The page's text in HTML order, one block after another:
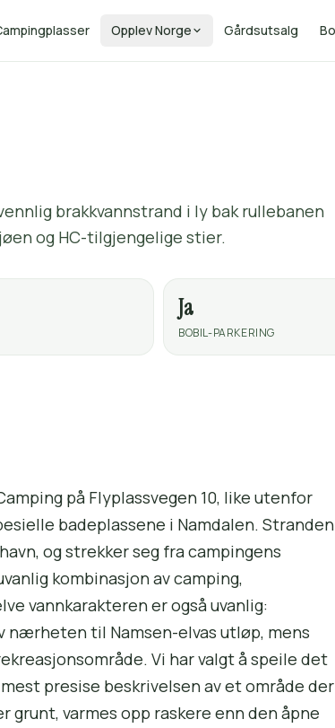
Opplev Norge Gårdsutsalg
brakkvannstrand i ly bak rullebanen
og HC-tilgjengelige stier.
Ja
BOBIL-PARKERING
på Flyplassvegen 10, like utenfor
badeplassene i Namdalen. Stranden
og strekker seg fra campingens
kombinasjon av camping,
vann­karakteren er også uvanlig:
nærheten til Namsen-elvas utløp, mens
Vi har valgt å speile det
presise beskrivelsen av et område der
grunt, varmes opp raskere enn den åpne